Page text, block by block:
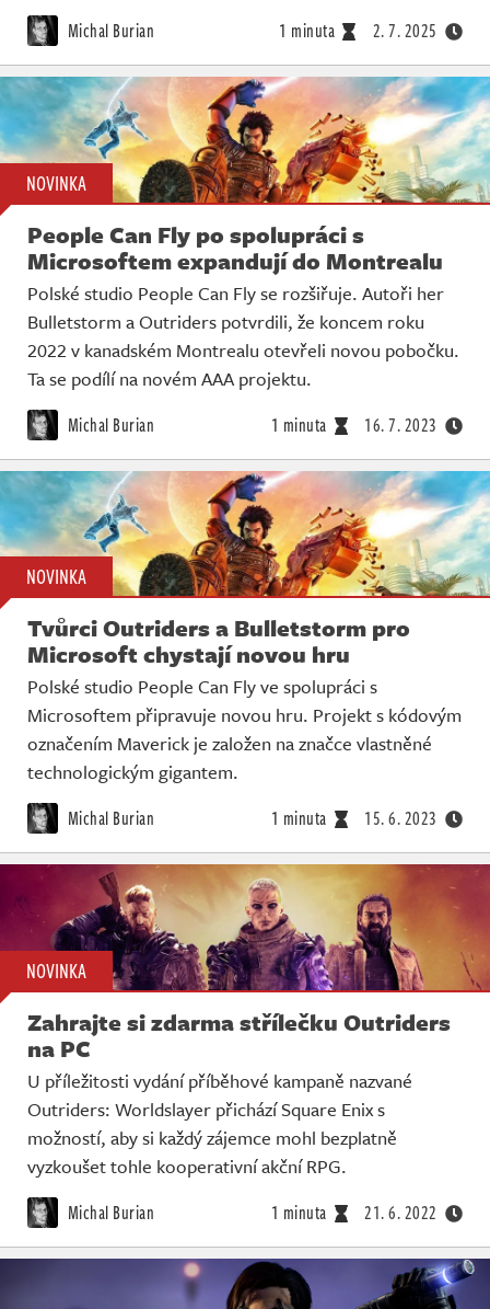
Michal Burian 1 minuta 2. 7. 2025
NOVINKA
People Can Fly po spolupráci s
Microsoftem expandují do Montrealu
Polské studio People Can Fly se rozšiřuje. Autoři her
Bulletstorm a Outriders potvrdili, že koncem roku
2022 v kanadském Montrealu otevřeli novou pobočku.
Ta se podílí na novém AAA projektu.
Michal Burian 1 minuta 16. 7. 2023
NOVINKA
Tvůrci Outriders a Bulletstorm pro
Microsoft chystají novou hru
Polské studio People Can Fly ve spolupráci s
Microsoftem připravuje novou hru. Projekt s kódovým
označením Maverick je založen na značce vlastněné
technologickým gigantem.
Michal Burian 1 minuta 15. 6. 2023
NOVINKA
Zahrajte si zdarma střílečku Outriders
na PC
U příležitosti vydání příběhové kampaně nazvané
Outriders: Worldslayer přichází Square Enix s
možností, aby si každý zájemce mohl bezplatně
vyzkoušet tohle kooperativní akční RPG.
Michal Burian 1 minuta 21. 6. 2022